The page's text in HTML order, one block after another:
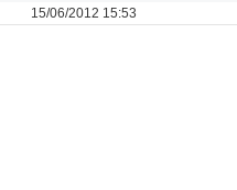
15/06/2012 15:53